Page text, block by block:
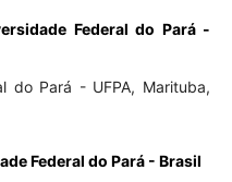
Federal do Pará -
do Pará - UFPA, Marituba,
Federal do Pará - Brasil